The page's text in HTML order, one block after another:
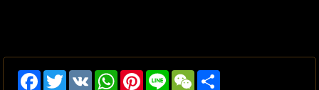
Facebook
Twitter VK WhatsAppPinterestLine WeChat